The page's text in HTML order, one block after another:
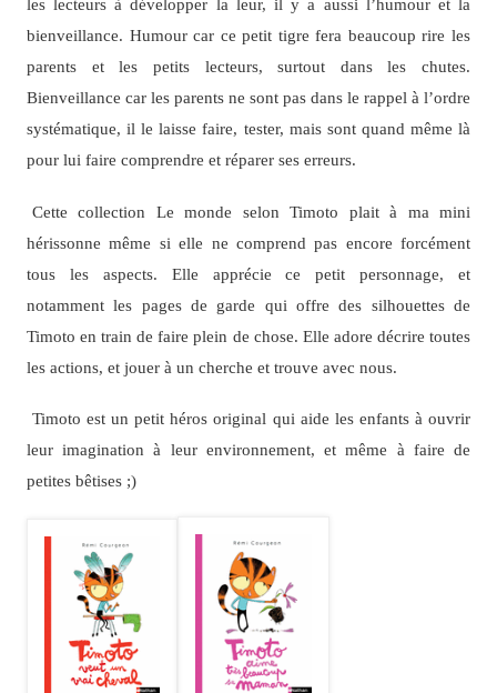
les lecteurs à développer la leur, il y a aussi l’humour et la
bienveillance. Humour car ce petit tigre fera beaucoup rire les
parents et les petits lecteurs, surtout dans les chutes.
Bienveillance car les parents ne sont pas dans le rappel à l’ordre
systématique, il le laisse faire, tester, mais sont quand même là
pour lui faire comprendre et réparer ses erreurs.
Cette collection Le monde selon Timoto plait à ma mini
hérissonne même si elle ne comprend pas encore forcément
tous les aspects. Elle apprécie ce petit personnage, et
notamment les pages de garde qui offre des silhouettes de
Timoto en train de faire plein de chose. Elle adore décrire toutes
les actions, et jouer à un cherche et trouve avec nous.
Timoto est un petit héros original qui aide les enfants à ouvrir
leur imagination à leur environnement, et même à faire de
petites bêtises ;)